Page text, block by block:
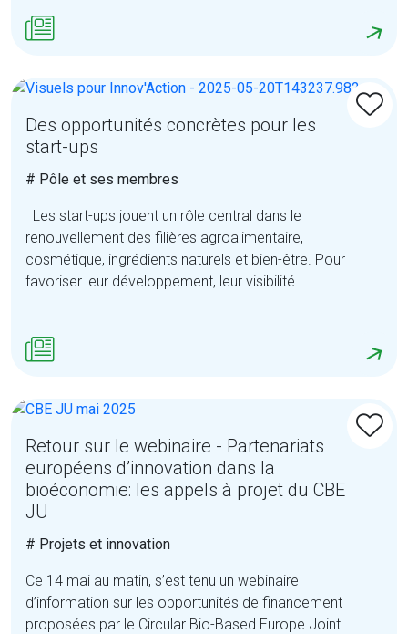
Des opportunités concrètes pour les
start-ups
# Pôle et ses membres
Les start-ups jouent un rôle central dans le
renouvellement des filières agroalimentaire,
cosmétique, ingrédients naturels et bien-être. Pour
favoriser leur développement, leur visibilité...
Retour sur le webinaire - Partenariats
européens d’innovation dans la
bioéconomie: les appels à projet du CBE
JU
# Projets et innovation
Ce 14 mai au matin, s’est tenu un webinaire
d’information sur les opportunités de financement
proposées par le Circular Bio-Based Europe Joint